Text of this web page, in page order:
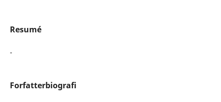
Resumé
-
Forfatterbiografi